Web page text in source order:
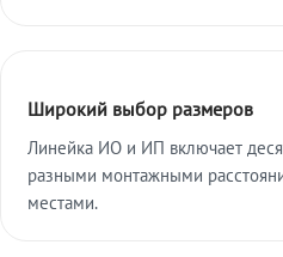
Широкий выбор размеров
Линейка ИО и ИП включает
разными монтажными
местами.